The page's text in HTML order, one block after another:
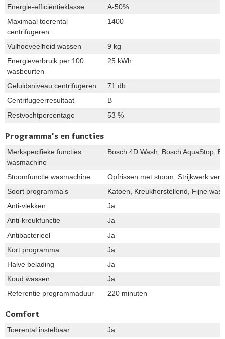
Energie-efficiëntieklasse
A-50%
Maximaal toerental
centrifugeren
1400
Vulhoeveelheid wassen
9 kg
Energieverbruik per 100
wasbeurten
25 kWh
Geluidsniveau centrifugeren
71 db
Centrifugeerresultaat
B
Restvochtpercentage
53 %
Programma's en functies
Merkspecifieke functies
wasmachine
Bosch 4D Wash, Bosch AquaStop,
Stoomfunctie wasmachine
Opfrissen met stoom, Strijkwerk
Soort programma's
Katoen, Kreukherstellend, Fijne
Anti-vlekken
Ja
Anti-kreukfunctie
Ja
Antibacterieel
Ja
Kort programma
Ja
Halve belading
Ja
Koud wassen
Ja
Referentie programmaduur
220 minuten
Comfort
Toerental instelbaar
Ja